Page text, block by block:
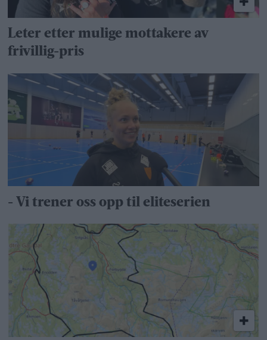
Leter etter mulige mottakere av
frivillig-pris
- Vi trener oss opp til eliteserien